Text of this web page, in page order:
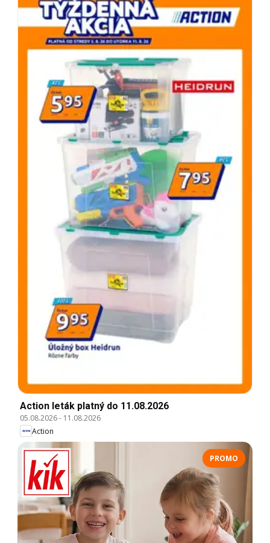
Action leták platný do 11.08.2026
05.08.2026- 11.08.2026
Action
PROMO